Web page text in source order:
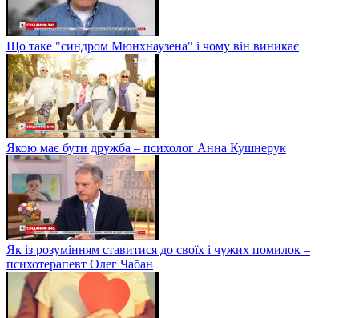
Що таке "синдром Мюнхнаузена" і чому він виникає
Якою має бути дружба – психолог Анна Кушнерук
Як із розумінням ставитися до своїх і чужих помилок –
психотерапевт Олег Чабан